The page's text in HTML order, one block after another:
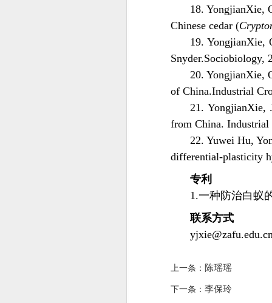
18. YongjianXie,
Chinese cedar (
19. YongjianXie,
Snyder.Sociobiology,
20. YongjianXie,
of China.Industrial
21. YongjianXie,
from China. Industrial
22. Yuwei Hu,
differential-plasticity
专利
1.一种防治白蚁
联系方式
上一条： 陈瑶瑶
下一条： 李保玲